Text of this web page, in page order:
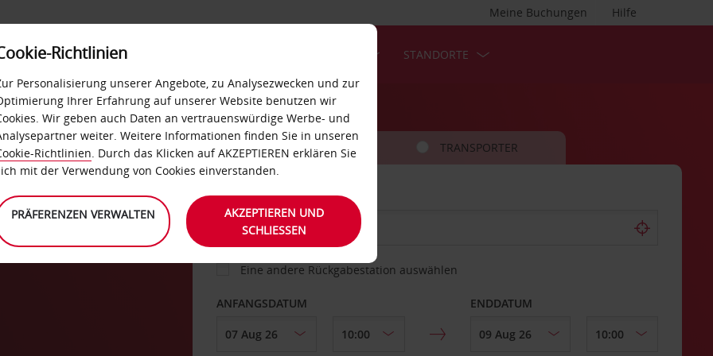
Hilfe
Meine Buchungen
SELF-SERVICES STANDORTE
U
FAHRZEUG TRANSPORTER
ABHOLEN VON
Eine andere Rückgabestation auswählen
ANFANGSDATUM ENDDATUM
Richtlinien
Personalisierung unserer Angebote, zu Analysezwecken und zur
Ihrer Erfahrung auf unserer Website benutzen wir
Wir geben auch Daten an vertrauenswürdige Werbe- und
weiter. Weitere Informationen finden Sie in unseren
Richtlinien. Durch das Klicken auf AKZEPTIEREN erklären Sie
mit der Verwendung von Cookies einverstanden.
PRÄFERENZEN VERWALTEN
AKZEPTIEREN UND
SCHLIESSEN